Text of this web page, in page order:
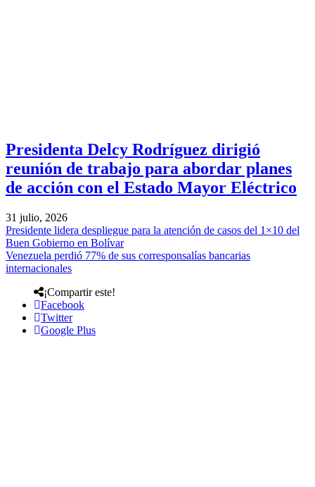
Presidenta Delcy Rodríguez dirigió
reunión de trabajo para abordar planes
de acción con el Estado Mayor Eléctrico
31 julio, 2026
Presidente lidera despliegue para la atención de casos del 1×10 del
Buen Gobierno en Bolívar
Venezuela perdió 77% de sus corresponsalías bancarias
internacionales
¡Compartir este!
Facebook
Twitter
Google Plus